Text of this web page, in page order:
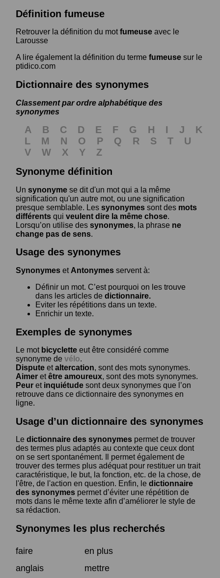
Définition fumeuse
Retrouver la définition du motfumeuse avec le
Larousse
A lire également la définition du terme fumeuse sur le
ptidico.com
Dictionnaire des synonymes
Classement par ordre alphabétique des
synonymes
A B C D E F G H I J
K
L
M N O P Q R S T
U
V
W X Y
Z
Synonyme définition
Un synonyme se dit d'un mot qui a la même
signification qu'un autre mot, ou une signification
presque semblable. Les synonymes sont des mots
différents qui veulent dire la même chose.
Lorsqu’on utilise des synonymes, la phrase ne
change pas de sens.
Usage des synonymes
Synonymes et Antonymes servent à:
Définir un mot. C’est pourquoi on les trouve
dans les articles de dictionnaire.
Eviter les répétitions dans un texte.
Enrichir un texte.
Exemples de synonymes
Le mot bicyclette eut être considéré comme
synonyme de vélo.
Dispute etaltercation, sont des mots synonymes.
Aimer etêtre amoureux, sont des mots synonymes.
Peur et inquiétude sont deux synonymes que l’on
retrouve dans ce dictionnaire des synonymes en
ligne.
Usage d’un dictionnaire des synonymes
Le dictionnaire des synonymes permet de trouver
des termes plus adaptés au contexte que ceux dont
on se sert spontanément. Il permet également de
trouver des termes plus adéquat pour restituer un trait
caractéristique, le but, la fonction, etc. de la chose, de
l'être, de l'action en question. Enfin, le dictionnaire
des synonymes permet d’éviter une répétition de
mots dans le même texte afin d’améliorer le style de
sa rédaction.
Synonymes les plus recherchés
faire
en plus
anglais
mettre